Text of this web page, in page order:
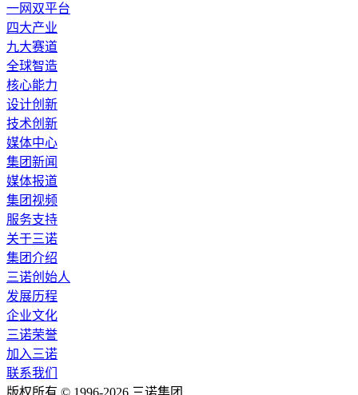
一网双平台
四大产业
九大赛道
全球智造
核心能力
设计创新
技术创新
媒体中心
集团新闻
媒体报道
集团视频
服务支持
关于三诺
集团介绍
三诺创始人
发展历程
企业文化
三诺荣誉
加入三诺
联系我们
版权所有 © 1996-2026 三诺集团